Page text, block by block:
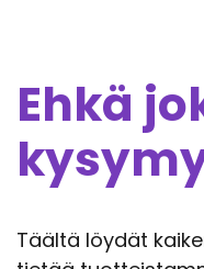
Ehkä
Täältä löydät